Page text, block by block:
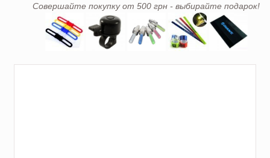
Совершайте покупку от 500 грн - выбирайте подарок!